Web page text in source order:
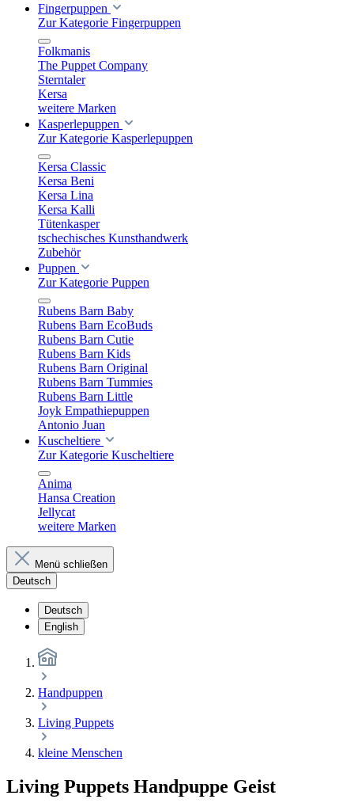
Fingerpuppen
Zur Kategorie Fingerpuppen
Folkmanis
The Puppet Company
Sterntaler
Kersa
weitere Marken
Kasperlepuppen
Zur Kategorie Kasperlepuppen
Kersa Classic
Kersa Beni
Kersa Lina
Kersa Kalli
Tütenkasper
tschechisches Kunsthandwerk
Zubehör
Puppen
Zur Kategorie Puppen
Rubens Barn Baby
Rubens Barn EcoBuds
Rubens Barn Cutie
Rubens Barn Kids
Rubens Barn Original
Rubens Barn Tummies
Rubens Barn Little
Joyk Empathiepuppen
Antonio Juan
Kuscheltiere
Zur Kategorie Kuscheltiere
Anima
Hansa Creation
Jellycat
weitere Marken
Menü schließen
Deutsch
Deutsch
English
Handpuppen
Living Puppets
kleine Menschen
Living Puppets Handpuppe Geist